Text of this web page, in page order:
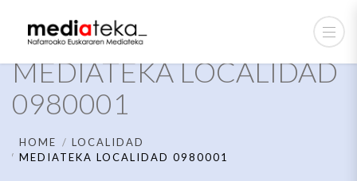
MEDIATEKA LOCALIDAD
0980001
HOME
LOCALIDAD
MEDIATEKA LOCALIDAD 0980001